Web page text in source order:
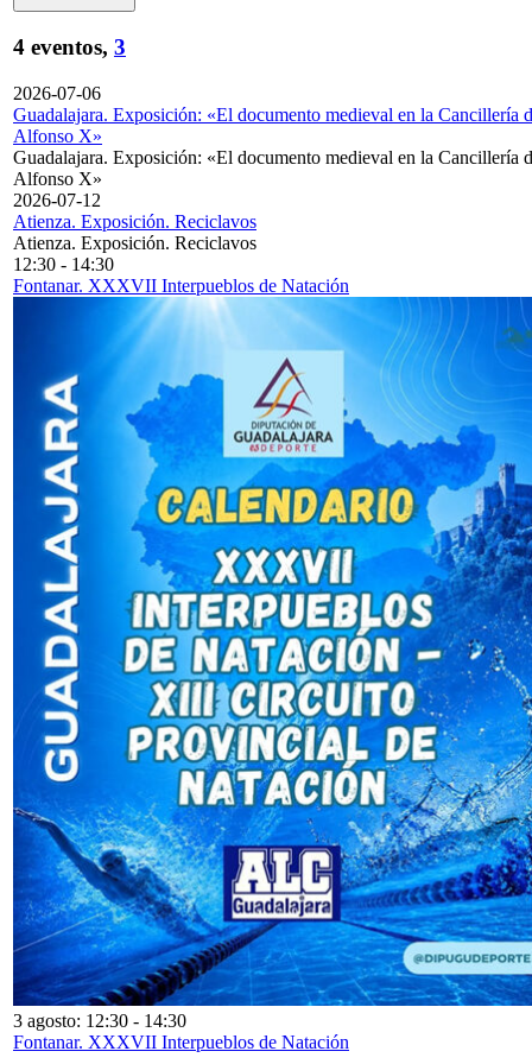
4 eventos, 3
2026-07-06
Guadalajara. Exposición: «El documento medieval en la Cancillería
Alfonso X»
Guadalajara. Exposición: «El documento medieval en la Cancillería
Alfonso X»
2026-07-12
Atienza. Exposición. Reciclavos
Atienza. Exposición. Reciclavos
12:30 - 14:30
Fontanar. XXXVII Interpueblos de Natación
3 agosto: 12:30 - 14:30
Fontanar. XXXVII Interpueblos de Natación